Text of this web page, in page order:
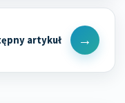
Next
Post